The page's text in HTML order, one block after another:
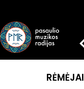
RĖMĖJAI